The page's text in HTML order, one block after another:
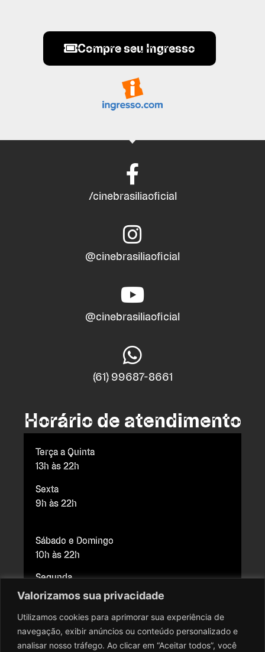
Valorizamos sua privacidade
Utilizamos cookies para aprimorar sua experiência de
navegação, exibir anúncios ou conteúdo personalizado e
analisar nosso tráfego. Ao clicar em “Aceitar todos”, você
Compre seu Ingresso
/cinebrasiliaoficial
@cinebrasiliaoficial
@cinebrasiliaoficial
(61) 99687-8661
Horário de atendimento
Terça a Quinta
13h às 22h
Sexta
9h às 22h
Sábado e Domingo
10h às 22h
Segunda
Fechado para manutenção
Copyright © 2026 Cine Brasília. Todos os direitos reservados.